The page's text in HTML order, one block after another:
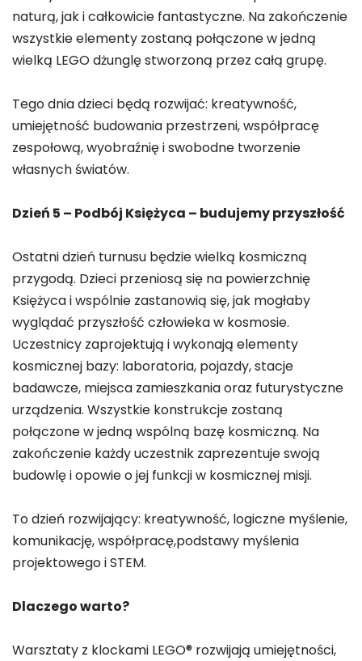
naturą, jak i całkowicie fantastyczne. Na zakończenie
wszystkie elementy zostaną połączone w jedną
wielką LEGO dżunglę stworzoną przez całą grupę.
Tego dnia dzieci będą rozwijać: kreatywność,
umiejętność budowania przestrzeni, współpracę
zespołową, wyobraźnię i swobodne tworzenie
własnych światów.
Dzień 5 – Podbój Księżyca – budujemy przyszłość
Ostatni dzień turnusu będzie wielką kosmiczną
przygodą. Dzieci przeniosą się na powierzchnię
Księżyca i wspólnie zastanowią się, jak mogłaby
wyglądać przyszłość człowieka w kosmosie.
Uczestnicy zaprojektują i wykonają elementy
kosmicznej bazy: laboratoria, pojazdy, stacje
badawcze, miejsca zamieszkania oraz futurystyczne
urządzenia. Wszystkie konstrukcje zostaną
połączone w jedną wspólną bazę kosmiczną. Na
zakończenie każdy uczestnik zaprezentuje swoją
budowlę i opowie o jej funkcji w kosmicznej misji.
To dzień rozwijający: kreatywność, logiczne myślenie,
komunikację, współpracę,podstawy myślenia
projektowego i STEM.
Dlaczego warto?
Warsztaty z klockami LEGO® rozwijają umiejętności,